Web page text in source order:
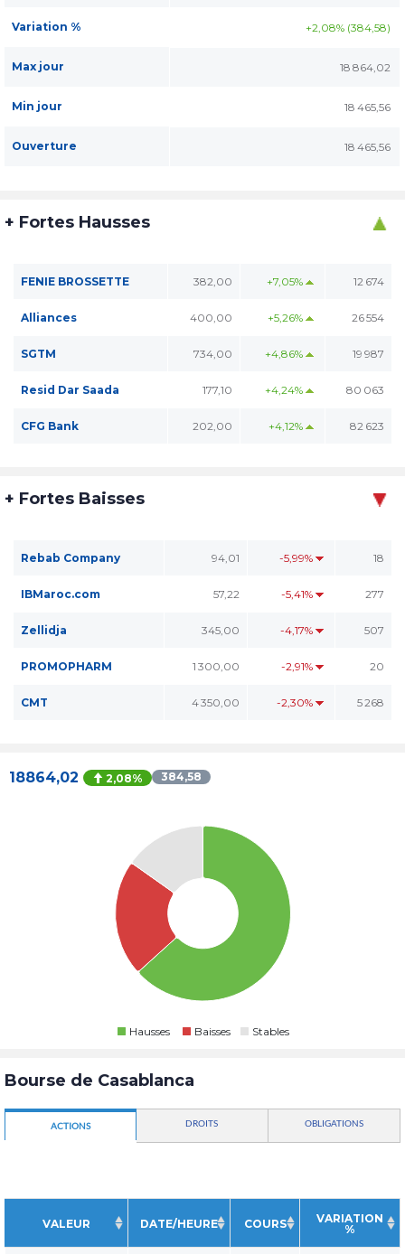
Variation % +2,08% (384,58)
Max jour 18 864,02
Min jour 18 465,56
Ouverture 18 465,56
+ Fortes Hausses
FENIE BROSSETTE 382,00 +7,05% 12 674
Alliances 400,00 +5,26% 26 554
SGTM 734,00 +4,86% 19 987
Resid Dar Saada 177,10 +4,24% 80 063
CFG Bank 202,00 +4,12% 82 623
+ Fortes Baisses
Rebab Company 94,01 -5,99% 18
IBMaroc.com 57,22 -5,41% 277
Zellidja 345,00 -4,17% 507
PROMOPHARM 1 300,00 -2,91% 20
CMT 4 350,00 -2,30% 5 268
18864,02 2,08% 384,58
Hausses Baisses Stables
Bourse de Casablanca
ACTIONS DROITS OBLIGATIONS
VALEUR DATE/HEURE COURS
VARIATION
%